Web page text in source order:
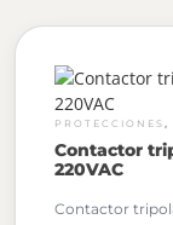
PROTECCIONES
Contactor
220VAC
Contactor